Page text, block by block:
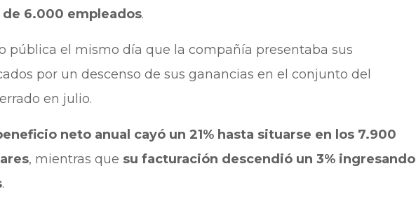
de 6.000 empleados.
pública el mismo día que la compañía presentaba sus
por un descenso de sus ganancias en el conjunto del
en julio.
neto anual cayó un 21% hasta situarse en los 7.900
, mientras que su facturación descendió un 3% ingresando
.